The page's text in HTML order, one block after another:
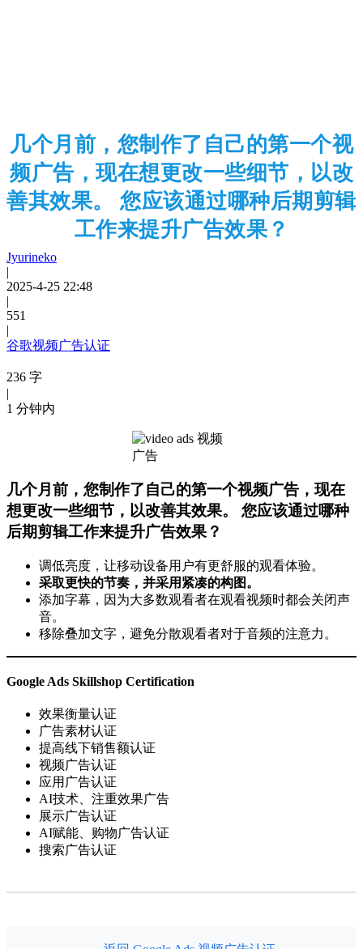
几个月前，您制作了自己的第一个视
频广告，现在想更改一些细节，以改
善其效果。 您应该通过哪种后期剪辑
工作来提升广告效果？
Jyurineko
|
2025-4-25 22:48
|
551
|
谷歌视频广告认证
236 字
|
1 分钟内
几个月前，您制作了自己的第一个视频广告，现在
想更改一些细节，以改善其效果。 您应该通过哪种
后期剪辑工作来提升广告效果？
调低亮度，让移动设备用户有更舒服的观看体验。
采取更快的节奏，并采用紧凑的构图。
添加字幕，因为大多数观看者在观看视频时都会关闭声
音。
移除叠加文字，避免分散观看者对于音频的注意力。
Google Ads Skillshop Certification
效果衡量认证
广告素材认证
提高线下销售额认证
视频广告认证
应用广告认证
AI技术、注重效果广告
展示广告认证
AI赋能、购物广告认证
搜索广告认证